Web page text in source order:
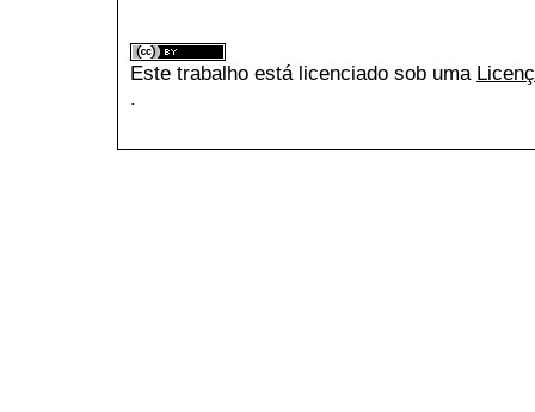
Este trabalho está licenciado sob uma
.